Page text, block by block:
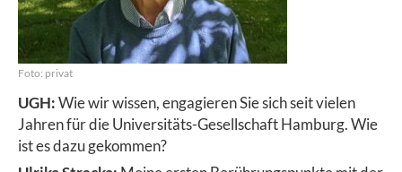
Foto: privat
UGH:Wie wir wissen, engagieren Sie sich seit vielen
Jahren für die Universitäts-Gesellschaft Hamburg. Wie
ist es dazu gekommen?